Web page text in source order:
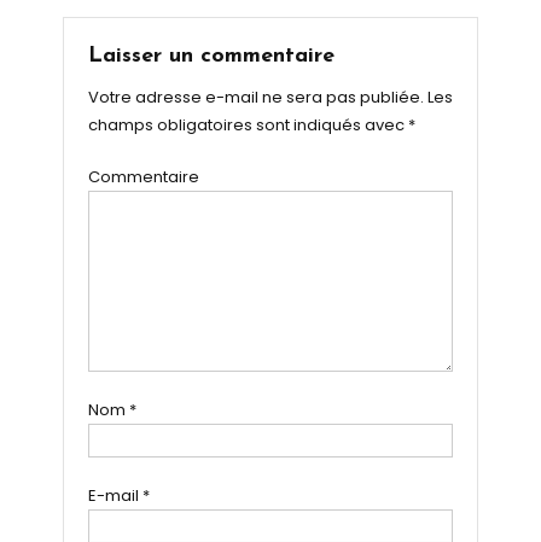
Laisser un commentaire
Votre adresse e-mail ne sera pas publiée. Les
champs obligatoires sont indiqués avec *
Commentaire
Nom *
E-mail *